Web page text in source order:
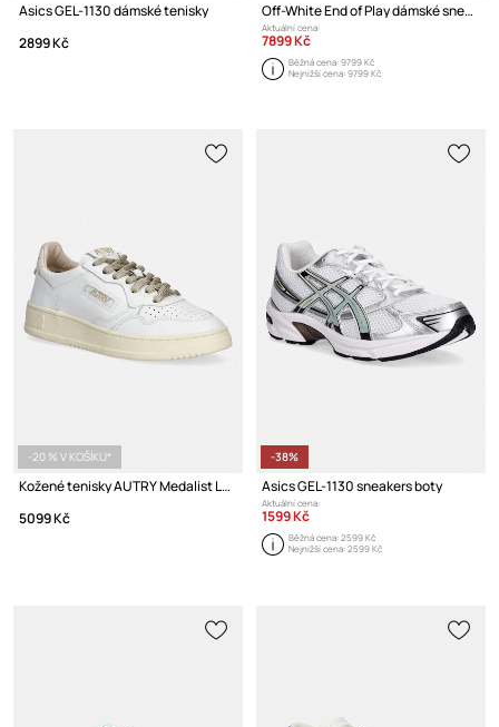
Asics GEL-1130 dámské tenisky
2899 Kč
Off-White End of Play dámské sneakers boty
Aktuální cena:
7899 Kč
Běžná cena:9799 Kč
Nejnižší cena:9799 Kč
-20 % V KOŠÍKU*
Kožené tenisky AUTRY Medalist Low
5099 Kč
-38%
Asics GEL-1130 sneakers boty
Aktuální cena:
1599 Kč
Běžná cena:2599 Kč
Nejnižší cena:2599 Kč